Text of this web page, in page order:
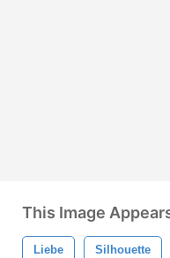
This Image
Liebe Silhouette